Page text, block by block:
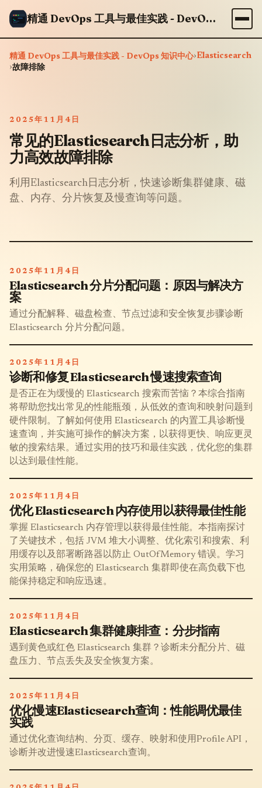
精通 DevOps 工具与最佳实践 - DevOps 知识中心
精通 DevOps 工具与最佳实践 - DevOps 知识中心›Elasticsearch
›故障排除
2025年11月4日
常见的Elasticsearch日志分析，助
力高效故障排除
利用Elasticsearch日志分析，快速诊断集群健康、磁
盘、内存、分片恢复及慢查询等问题。
2025年11月4日
Elasticsearch 分片分配问题：原因与解决方
案
通过分配解释、磁盘检查、节点过滤和安全恢复步骤诊断
Elasticsearch 分片分配问题。
2025年11月4日
诊断和修复 Elasticsearch 慢速搜索查询
是否正在为缓慢的 Elasticsearch 搜索而苦恼？本综合指南
将帮助您找出常见的性能瓶颈，从低效的查询和映射问题到
硬件限制。了解如何使用 Elasticsearch 的内置工具诊断慢
速查询，并实施可操作的解决方案，以获得更快、响应更灵
敏的搜索结果。通过实用的技巧和最佳实践，优化您的集群
以达到最佳性能。
2025年11月4日
优化 Elasticsearch 内存使用以获得最佳性能
掌握 Elasticsearch 内存管理以获得最佳性能。本指南探讨
了关键技术，包括 JVM 堆大小调整、优化索引和搜索、利
用缓存以及部署断路器以防止 OutOfMemory 错误。学习
实用策略，确保您的 Elasticsearch 集群即使在高负载下也
能保持稳定和响应迅速。
2025年11月4日
Elasticsearch 集群健康排查：分步指南
遇到黄色或红色 Elasticsearch 集群？诊断未分配分片、磁
盘压力、节点丢失及安全恢复方案。
2025年11月4日
优化慢速Elasticsearch查询：性能调优最佳
实践
通过优化查询结构、分页、缓存、映射和使用Profile API，
诊断并改进慢速Elasticsearch查询。